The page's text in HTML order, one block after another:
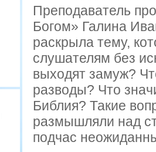
Преподаватель
Богом» Галина
раскрыла тему,
слушателям без
выходят замуж?
разводы? Что
Библия? Такие
размышляли над
подчас